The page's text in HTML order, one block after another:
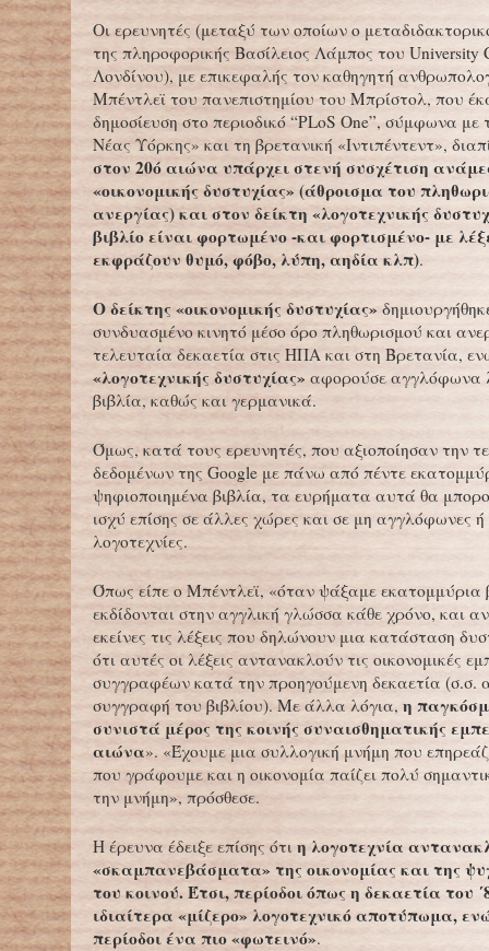
Οι ερευνητές (μεταξύ των οποίων ο
της πληροφορικής Βασίλειος Λάμπος του University
Λονδίνου), με επικεφαλής τον καθηγητή
Μπέντλεϊ του πανεπιστημίου του Μπρίστολ, που
δημοσίευση στο περιοδικό “PLoS One”, σύμφωνα με
Νέας Υόρκης» και τη βρετανική «Ιντιπέντεντ»,
στον 20ό αιώνα υπάρχει στενή συσχέτιση
«οικονομικής δυστυχίας» (άθροισμα του
ανεργίας) και στον δείκτη «λογοτεχνικής
βιβλίο είναι φορτωμένο -και φορτισμένο- με
εκφράζουν θυμό, φόβο, λύπη, αηδία κλπ).
Ο δείκτης «οικονομικής δυστυχίας»
συνδυασμένο κινητό μέσο όρο πληθωρισμού και
τελευταία δεκαετία στις ΗΠΑ και στη Βρετανία,
«λογοτεχνικής δυστυχίας» αφορούσε αγγλόφωνα
βιβλία, καθώς και γερμανικά.
Όμως, κατά τους ερευνητές, που αξιοποίησαν την
δεδομένων της Google με πάνω από πέντε
ψηφιοποιημένα βιβλία, τα ευρήματα αυτά θα
ισχύ επίσης σε άλλες χώρες και σε μη αγγλόφωνες
λογοτεχνίες.
Όπως είπε ο Μπέντλεϊ, «όταν ψάξαμε εκατομμύρια
εκδίδονται στην αγγλική γλώσσα κάθε χρόνο, και
εκείνες τις λέξεις που δηλώνουν μια κατάσταση
ότι αυτές οι λέξεις αντανακλούν τις οικονομικές
συγγραφέων κατά την προηγούμενη δεκαετία (σ.σ.
συγγραφή του βιβλίου). Με άλλα λόγια, η
συνιστά μέρος της κοινής συναισθηματικής
αιώνα». «Έχουμε μια συλλογική μνήμη που
που γράφουμε και η οικονομία παίζει πολύ
την μνήμη», πρόσθεσε.
Η έρευνα έδειξε επίσης ότι η λογοτεχνία
«σκαμπανεβάσματα» της οικονομίας και της
του κοινού. Έτσι, περίοδοι όπως η δεκαετία του
ιδιαίτερα «μίζερο» λογοτεχνικό αποτύπωμα,
περίοδοι ένα πιο «φωτεινό».